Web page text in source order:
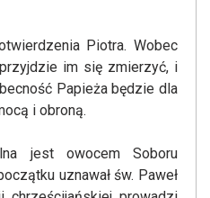
Piotra. Wobec
im się zmierzyć, i
Papieża będzie dla
i obroną.
jest owocem Soboru
uznawał św. Paweł